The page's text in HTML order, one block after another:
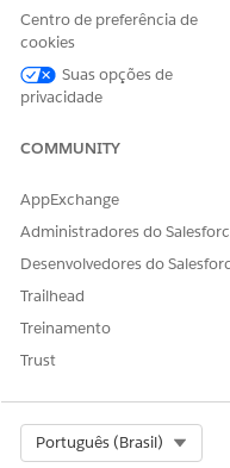
apresentações de
Centro de preferência de
cookies
Suas opções de
privacidade
COMMUNITY
AppExchange
Administradores do
Desenvolvedores do
Trailhead
Treinamento
Trust
Português (Brasil)